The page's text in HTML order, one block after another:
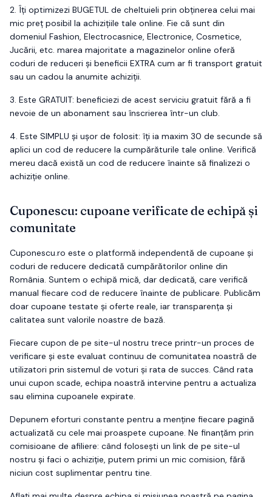
2. Îți optimizezi BUGETUL de cheltuieli prin obținerea celui mai
mic preț posibil la achizițiile tale online. Fie că sunt din
domeniul Fashion, Electrocasnice, Electronice, Cosmetice,
Jucării, etc. marea majoritate a magazinelor online oferă
coduri de reduceri și beneficii EXTRA cum ar fi transport gratuit
sau un cadou la anumite achiziții.
3. Este GRATUIT: beneficiezi de acest serviciu gratuit fără a fi
nevoie de un abonament sau înscrierea într-un club.
4. Este SIMPLU și ușor de folosit: îți ia maxim 30 de secunde să
aplici un cod de reducere la cumpărăturile tale online. Verifică
mereu dacă există un cod de reducere înainte să finalizezi o
achiziție online.
Cuponescu: cupoane verificate de echipă și
comunitate
Cuponescu.ro este o platformă independentă de cupoane și
coduri de reducere dedicată cumpărătorilor online din
România. Suntem o echipă mică, dar dedicată, care verifică
manual fiecare cod de reducere înainte de publicare. Publicăm
doar cupoane testate și oferte reale, iar transparența și
calitatea sunt valorile noastre de bază.
Fiecare cupon de pe site-ul nostru trece printr-un proces de
verificare și este evaluat continuu de comunitatea noastră de
utilizatori prin sistemul de voturi și rata de succes. Când rata
unui cupon scade, echipa noastră intervine pentru a actualiza
sau elimina cupoanele expirate.
Depunem eforturi constante pentru a menține fiecare pagină
actualizată cu cele mai proaspete cupoane. Ne finanțăm prin
comisioane de afiliere: când folosești un link de pe site-ul
nostru și faci o achiziție, putem primi un mic comision, fără
niciun cost suplimentar pentru tine.